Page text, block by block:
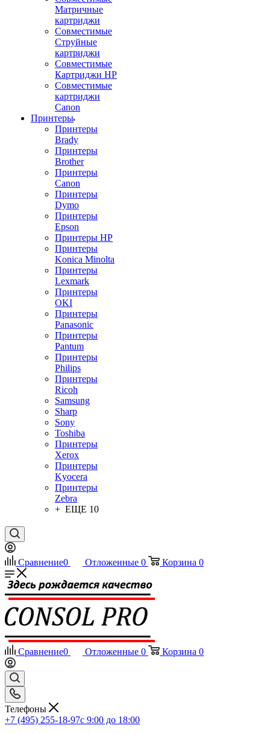
Матричные
картриджи
Совместимые
Струйные
картриджи
Совместимые
Картриджи HP
Совместимые
картриджи
Canon
Принтеры
Принтеры
Brady
Принтеры
Brother
Принтеры
Canon
Принтеры
Dymo
Принтеры
Epson
Принтеры HP
Принтеры
Konica Minolta
Принтеры
Lexmark
Принтеры
OKI
Принтеры
Panasonic
Принтеры
Pantum
Принтеры
Philips
Принтеры
Ricoh
Samsung
Sharp
Sony
Toshiba
Принтеры
Xerox
Принтеры
Kyocera
Принтеры
Zebra
+ ЕЩЕ 10
Сравнение0 Отложенные 0 Корзина 0
Сравнение0 Отложенные 0 Корзина 0
Телефоны
+7 (495) 255-18-97с 9:00 до 18:00